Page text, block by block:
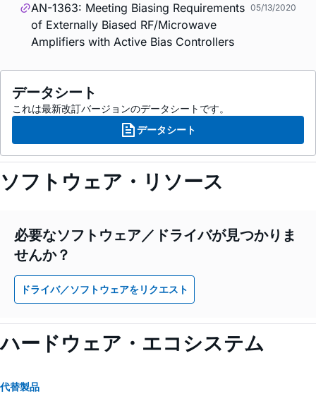
AN-1363: Meeting Biasing Requirements
of Externally Biased RF/Microwave
Amplifiers with Active Bias Controllers
05/13/2020
データシート
これは最新改訂バージョンのデータシートです。
データシート
ソフトウェア・リソース
必要なソフトウェア／ドライバが見つかりま
せんか？
ドライバ／ソフトウェアをリクエスト
ハードウェア・エコシステム
代替製品